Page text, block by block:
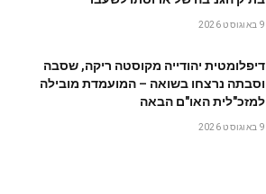
9 באוגוסט 2026
דיפלומטית יהודייה מקוסטה ריקה, שסבה
וסבתה נרצחו בשואה – המועמדת מובילה
למזכ"לית האו"ם הבאה
9 באוגוסט 2026